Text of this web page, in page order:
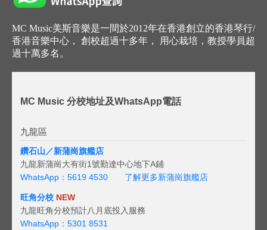
MC Music美斯音樂是一間於2012年在香港創立的香港琴行/
香港音樂中心， 創校超過十多年， 用心栽培，教授學員超
過十萬多名。
MC Music 分校地址及WhatsApp電話
九龍區
鑽石山／新蒲崗旗艦店
九龍新蒲崗大有街1號勤達中心地下A鋪
WhatsApp：5619 4530
了解更多新蒲崗旗艦店
旺角分校 NEW
九龍旺角分校預計八月底投入服務
WhatsApp：5301 8531